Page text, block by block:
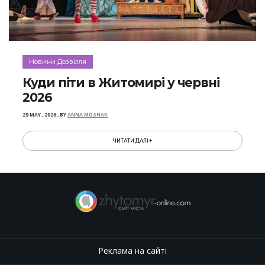
Новини Дозвілля
Куди піти в Житомирі у червні
2026
29 MAY , 2026,BYANNA MOSHAK
ЧИТАТИ ДАЛІ
Реклама на сайті